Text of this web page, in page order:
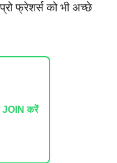
फ्रेशर्स को भी अच्छे
करें